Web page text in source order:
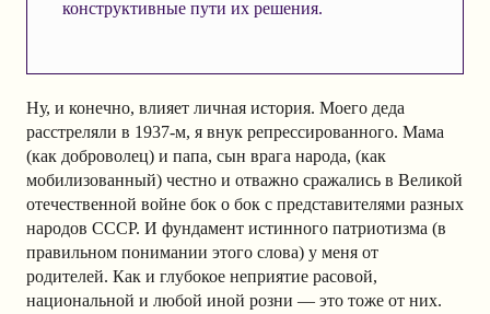
конструктивные пути их решения.
Ну, и конечно, влияет личная история. Моего деда
расстреляли в 1937-м, я внук репрессированного. Мама
(как доброволец) и папа, сын врага народа, (как
мобилизованный) честно и отважно сражались в Великой
отечественной войне бок о бок с представителями разных
народов СССР. И фундамент истинного патриотизма (в
правильном понимании этого слова) у меня от
родителей. Как и глубокое неприятие расовой,
национальной и любой иной розни — это тоже от них.